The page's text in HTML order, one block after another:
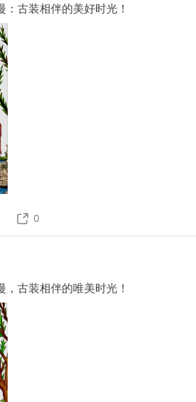
：古装相伴的美好时光！
0
，古装相伴的唯美时光！